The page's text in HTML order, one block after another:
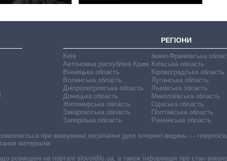
РЕГІОНИ
Київ
Автономна республіка Крим
Вінницька область
Волинська область
Дніпропетровська область
Донецька область
Житомирська область
Закарпатська область
Запорізька область
Івано-Франківська
Київська область
Кіровоградська область
Луганська область
Львівська область
Миколаївська область
Одеська область
Полтавська область
Рівненська область
при вказуванні посилання (для інтернет-видань —
матеріалів.
що розміщені на порталі slovoidilo.ua, а також інформація про стан